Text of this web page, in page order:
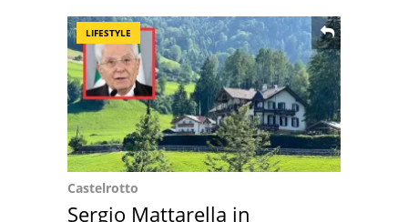
LIFESTYLE
Castelrotto
Sergio Mattarella in